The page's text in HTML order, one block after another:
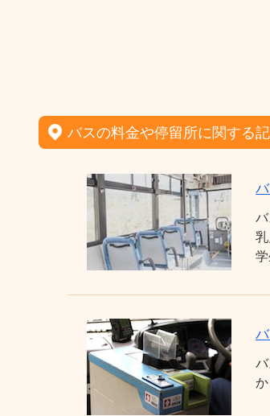
バスの料金や停留所に関する
学